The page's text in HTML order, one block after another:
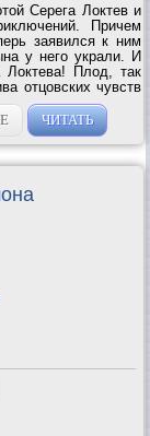
Серега Локтев и
Причем
заявился к ним
у него украли. И
Локтева! Плод, так
отцовских чувств
Но и они тоже не
ЧИТАТЬ